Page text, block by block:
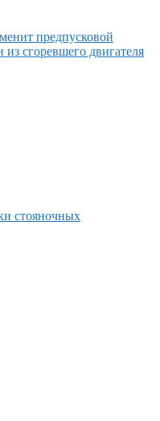
предпусковой
из сгоревшего двигателя
стояночных